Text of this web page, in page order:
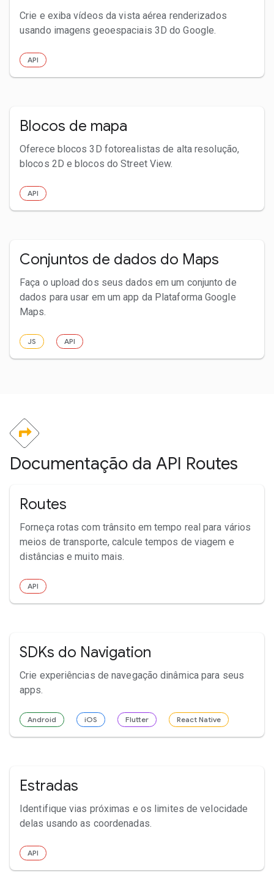
Crie e exiba vídeos da vista aérea renderizados
usando imagens geoespaciais 3D do Google.
API
Blocos de mapa
Oferece blocos 3D fotorealistas de alta resolução,
blocos 2D e blocos do Street View.
API
Conjuntos de dados do Maps
Faça o upload dos seus dados em um conjunto de
dados para usar em um app da Plataforma Google
Maps.
JS API
Documentação da API Routes
Routes
Forneça rotas com trânsito em tempo real para vários
meios de transporte, calcule tempos de viagem e
distâncias e muito mais.
API
SDKs do Navigation
Crie experiências de navegação dinâmica para seus
apps.
Android iOS Flutter React Native
Estradas
Identifique vias próximas e os limites de velocidade
delas usando as coordenadas.
API